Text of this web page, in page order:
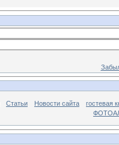
Статьи Новости сайта
гостевая